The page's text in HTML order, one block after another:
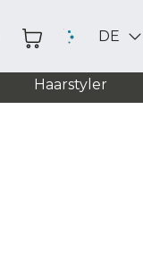
DE
Haarstyler